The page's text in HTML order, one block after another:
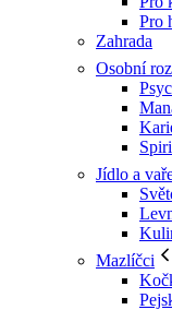
Pro
Zahrada
Osobní
Jídlo a
Mazlíčci